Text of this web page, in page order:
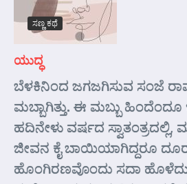
ಸಣ್ಣ ಕಥೆ
ಯುದ್ಧ
ಬೆಳಕಿನಿಂದ ಜಗಜಗಿಸುವ ಸಂಜೆ
ಮಬ್ಬಾಗಿತ್ತು. ಈ ಮಬ್ಬು ಹಿಂದೆಂದೂ
ಹದಿನೇಳು ವರ್ಷದ
ಜೀವನ ಕೈ ಬಾಯಿಯಾಗಿದ್ದರೂ
ಹೊಂಗಿರಣವೊಂದು ಸದಾ